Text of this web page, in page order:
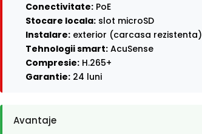
Conectivitate: PoE
Stocare locala: slot microSD
Instalare: exterior (carcasa rezistenta)
Tehnologii smart: AcuSense
Compresie: H.265+
Garantie: 24 luni
Avantaje